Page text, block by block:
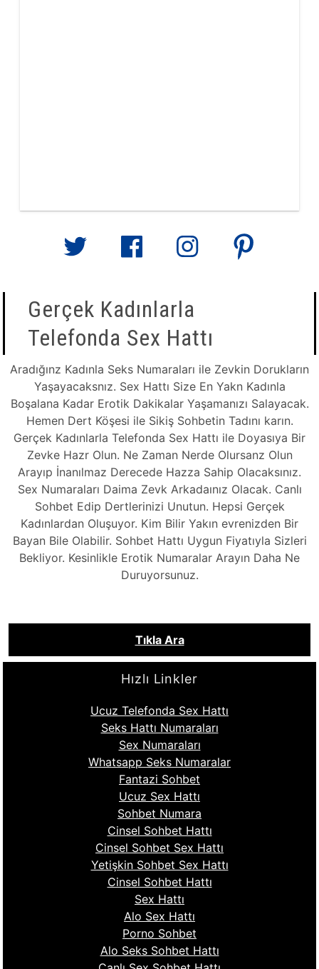
Gerçek Kadınlarla
Telefonda Sex Hattı
Aradığınz Kadınla Seks Numaraları ile Zevkin Dorukların
Yaşayacaksnız. Sex Hattı Size En Yakn Kadınla
Boşalana Kadar Erotik Dakikalar Yaşamanızı Salayacak.
Hemen Dert Köşesi ile Sikiş Sohbetin Tadını karın.
Gerçek Kadınlarla Telefonda Sex Hattı ile Doyasıya Bir
Zevke Hazr Olun. Ne Zaman Nerde Olursanz Olun
Arayıp İnanılmaz Derecede Hazza Sahip Olacaksınız.
Sex Numaraları Daima Zevk Arkadaınız Olacak. Canlı
Sohbet Edip Dertlerinizi Unutun. Hepsi Gerçek
Kadınlardan Oluşuyor. Kim Bilir Yakın evrenizden Bir
Bayan Bile Olabilir. Sohbet Hattı Uygun Fiyatıyla Sizleri
Bekliyor. Kesinlikle Erotik Numaralar Arayın Daha Ne
Duruyorsunuz.
Tıkla Ara
Hızlı Linkler
Ucuz Telefonda Sex Hattı
Seks Hattı Numaraları
Sex Numaraları
Whatsapp Seks Numaralar
Fantazi Sohbet
Ucuz Sex Hattı
Sohbet Numara
Cinsel Sohbet Hattı
Cinsel Sohbet Sex Hattı
Yetişkin Sohbet Sex Hattı
Cinsel Sohbet Hattı
Sex Hattı
Alo Sex Hattı
Porno Sohbet
Alo Seks Sohbet Hattı